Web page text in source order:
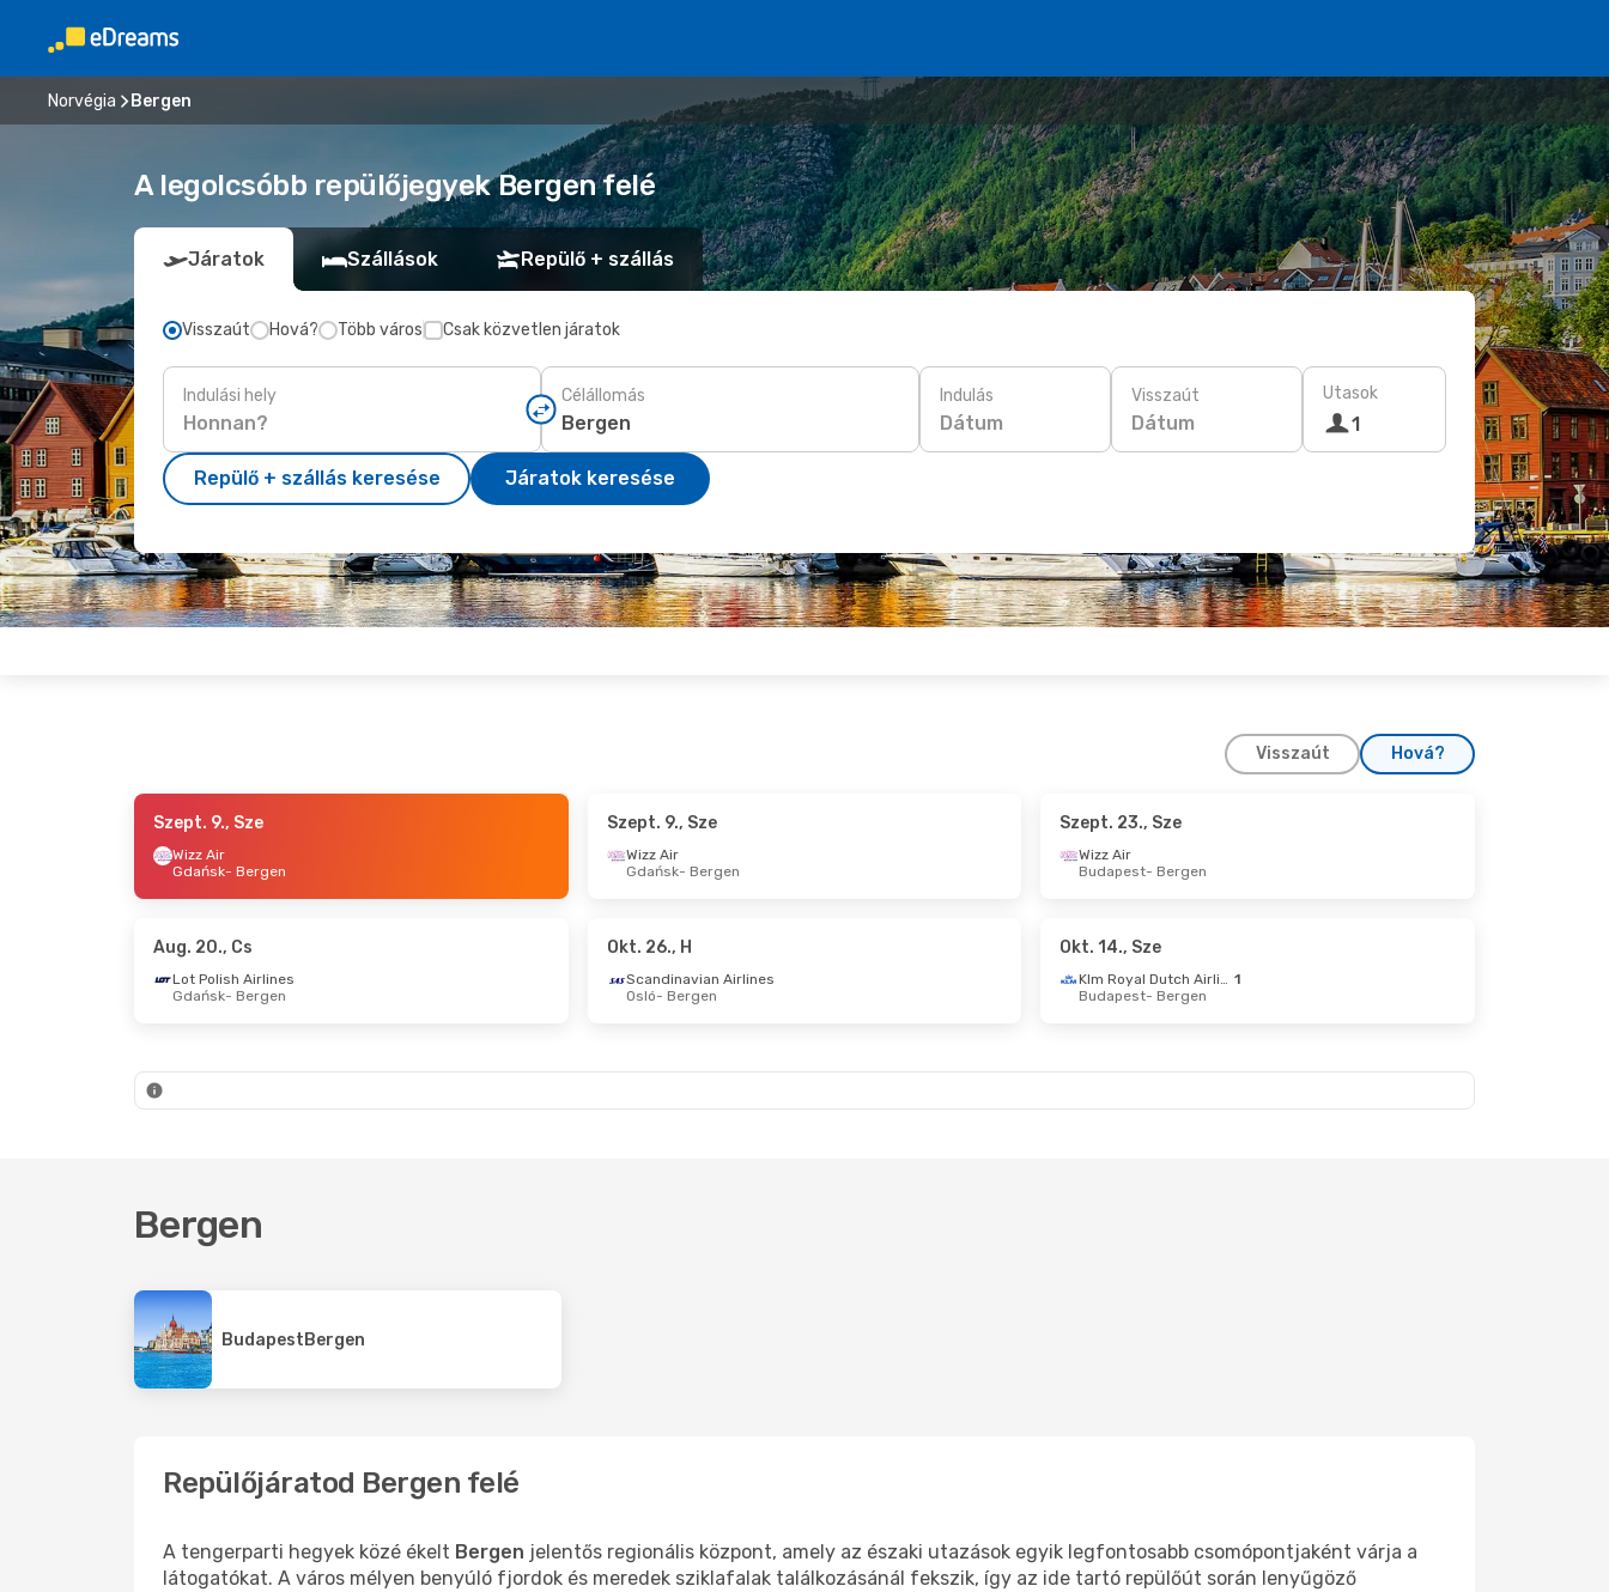
Norvégia Bergen
A legolcsóbb repülőjegyek Bergen felé
Járatok Szállások Repülő + szállás
Visszaút Hová? Több város Csak közvetlen járatok
Indulási hely Célállomás Indulás
Dátum
Visszaút
Dátum
Utasok
1
Repülő + szállás keresése Járatok keresése
Visszaút Hová?
- Szept. 18., P
Scandinavian Airlines
- Bergen
- Aug. 23., V - Szept. 7., H - Okt. 21., Sze
Szept. 9., Sze
Wizz Air
Gdańsk- Bergen
Szept. 9., Sze
Wizz Air
Gdańsk- Bergen
Szept. 23., Sze
Wizz Air
Budapest- Bergen
Aug. 20., Cs
Lot Polish Airlines
Gdańsk- Bergen
Okt. 26., H
Scandinavian Airlines
Osló- Bergen
Okt. 14., Sze
Klm Royal Dutch Airlines 1
Budapest- Bergen
Bergen
Budapest Bergen
Repülőjáratod Bergen felé
A tengerparti hegyek közé ékelt Bergen jelentős regionális központ, amely az északi utazások egyik legfontosabb csomópontjaként várja a
látogatókat. A város mélyen benyúló fjordok és meredek sziklafalak találkozásánál fekszik, így az ide tartó repülőút során lenyűgöző